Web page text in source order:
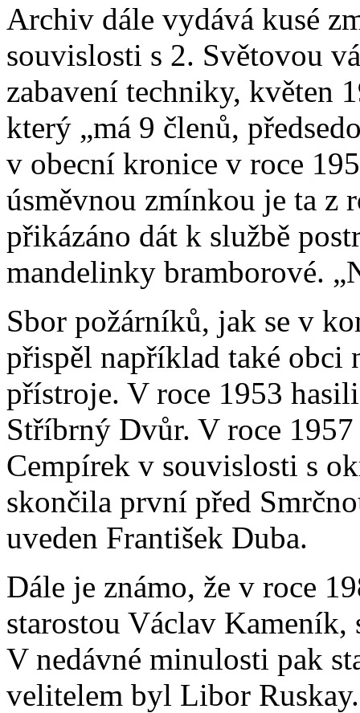
Archiv dále vydává kusé
souvislosti s 2. Světovou
zabavení techniky, květen
který „má 9 členů,
v obecní kronice v roce
úsměvnou zmínkou je ta z
přikázáno dát k službě
mandelinky bramborové.
Sbor požárníků, jak se v
přispěl například také obci
přístroje. V roce 1953
Stříbrný Dvůr. V roce
Cempírek v souvislosti s
skončila první před
uveden František Duba.
Dále je známo, že v roce
starostou Václav Kameník,
V nedávné minulosti pak
velitelem byl Libor Ruskay.